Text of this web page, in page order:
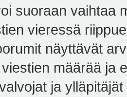
suoraan vaihtaa
vieressä
näyttävät
määrää ja
ja